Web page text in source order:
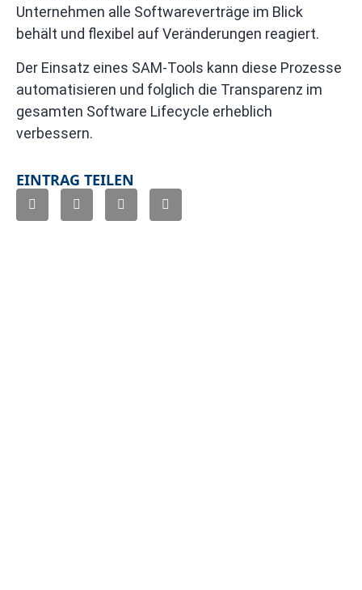
Unternehmen alle Softwareverträge im Blick
behält und flexibel auf Veränderungen reagiert.
Der Einsatz eines SAM-Tools kann diese Prozesse
automatisieren und folglich die Transparenz im
gesamten Software Lifecycle erheblich
verbessern.
EINTRAG TEILEN